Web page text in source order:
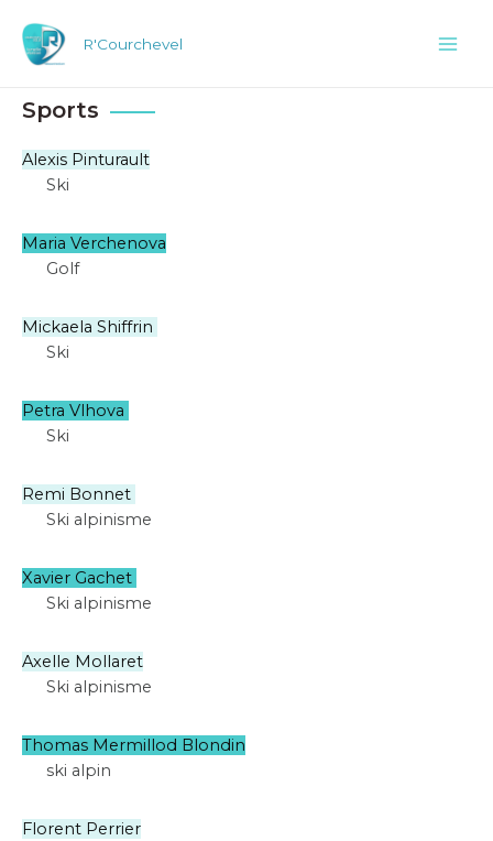
contenu
R'Courchevel
Sports
Alexis Pinturault
Ski
Maria Verchenova
Golf
Mickaela Shiffrin
Ski
Petra Vlhova
Ski
Remi Bonnet
Ski alpinisme
Xavier Gachet
Ski alpinisme
Axelle Mollaret
Ski alpinisme
Thomas Mermillod Blondin
ski alpin
Florent Perrier